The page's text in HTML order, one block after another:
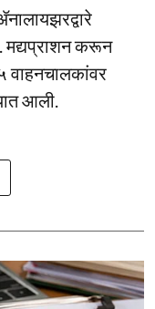
मद्यप्राशन करून
वाहनचालकांवर
आली.